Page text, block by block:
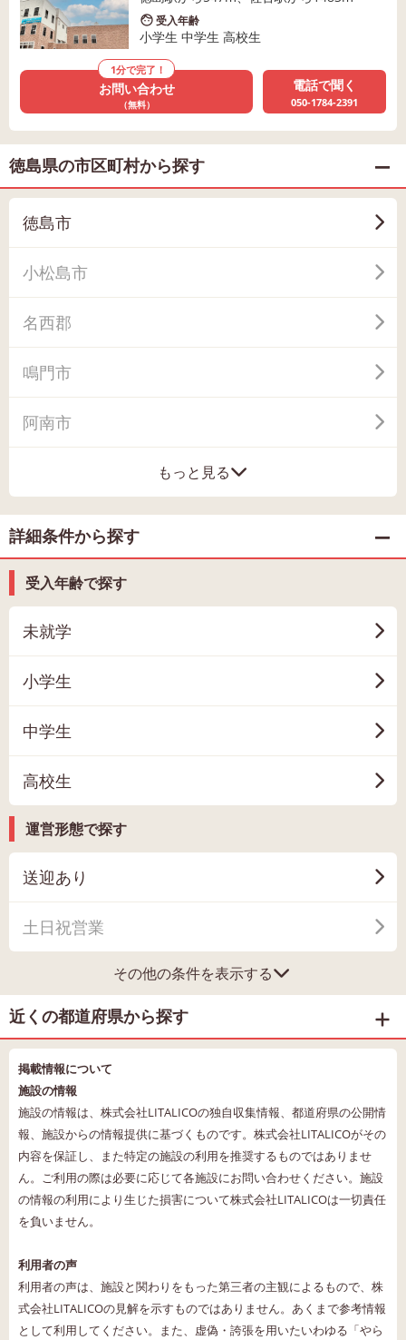
受入年齢
小学生 中学生 高校生
1分で完了！
お問い合わせ
（無料）
電話で聞く
050-1784-2391
徳島県の市区町村から探す
徳島市
小松島市
名西郡
鳴門市
阿南市
もっと見る
詳細条件から探す
受入年齢で探す
未就学
小学生
中学生
高校生
運営形態で探す
送迎あり
土日祝営業
その他の条件を表示する
近くの都道府県から探す
掲載情報について
施設の情報
施設の情報は、株式会社LITALICOの独自収集情報、都道府県の公開情
報、施設からの情報提供に基づくものです。株式会社LITALICOがその
内容を保証し、また特定の施設の利用を推奨するものではありませ
ん。ご利用の際は必要に応じて各施設にお問い合わせください。施設
の情報の利用により生じた損害について株式会社LITALICOは一切責任
を負いません。
利用者の声
利用者の声は、施設と関わりをもった第三者の主観によるもので、株
式会社LITALICOの見解を示すものではありません。あくまで参考情報
として利用してください。また、虚偽・誇張を用いたいわゆる「やら